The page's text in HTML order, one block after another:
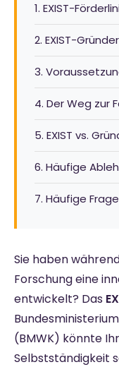
1. EXIST-
2. EXIST-
3.
4. Der Weg zur
5. EXIST vs.
6. Häufige
7. Häufige
Sie haben
Forschung eine
entwickelt? Das
(BMWK) könnte
Selbstständigkeit